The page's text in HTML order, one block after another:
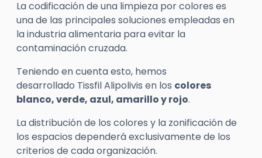
La codificación de una limpieza por colores es
una de las principales soluciones empleadas en
la industria alimentaria para evitar la
contaminación cruzada.
Teniendo en cuenta esto, hemos
desarrollado TissfilAlipolivis en los colores
blanco, verde, azul, amarillo y rojo.
La distribución de los colores y la zonificación de
los espacios dependerá exclusivamente de los
criterios de cada organización.